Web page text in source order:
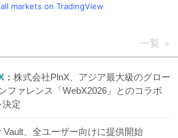
markets on TradingView
一覧
株式会社PlnX、アジア最大級のグロー
ファレンス「WebX2026」とのコラボ
決定
Vault、全ユーザー向けに提供開始